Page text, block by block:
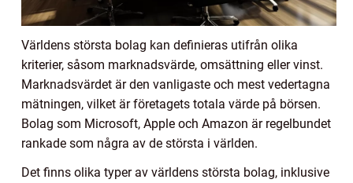
Världens största bolag kan definieras utifrån olika
kriterier, såsom marknadsvärde, omsättning eller vinst.
Marknadsvärdet är den vanligaste och mest vedertagna
mätningen, vilket är företagets totala värde på börsen.
Bolag som Microsoft, Apple och Amazon är regelbundet
rankade som några av de största i världen.
Det finns olika typer av världens största bolag, inklusive